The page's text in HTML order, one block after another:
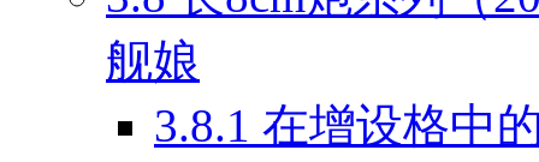
舰娘
3.8.1 在增设格中